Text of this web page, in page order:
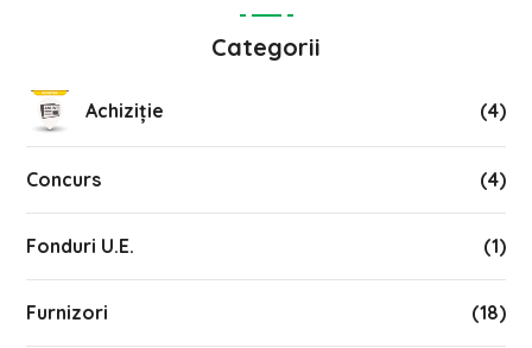
Categorii
Achiziție (4)
Concurs (4)
Fonduri U.E. (1)
Furnizori (18)